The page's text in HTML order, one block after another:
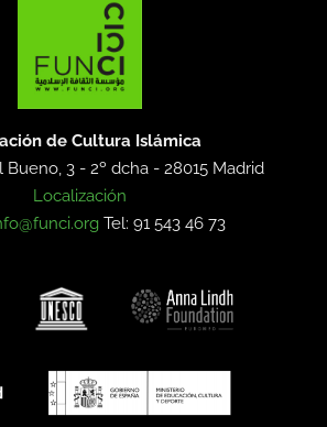
de Cultura Islámica
Bueno, 3 - 2º dcha -28015 Madrid
Localización
Tel: 91 543 46 73